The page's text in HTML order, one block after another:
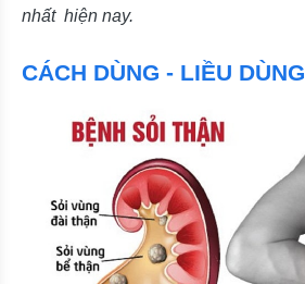
nhất hiện nay.
CÁCH DÙNG - LIỀU DÙNG